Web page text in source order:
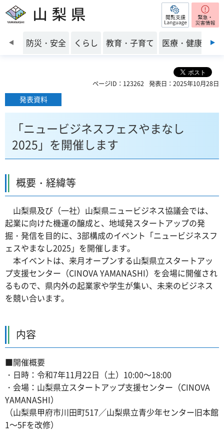
山梨県 閲覧支援
前のスライドを表示
防災・安全 くらし 教育・子育て 医療・健康・福
ページID：123262 発表日：2025年10月28日
発表資料
「ニュービジネスフェスやまなし
2025」を開催します
概要・経緯等
山梨県及び（一社）山梨県ニュービジネス協議会では、
起業に向けた機運の醸成と、地域発スタートアップの発
掘・発信を目的に、3部構成のイベント「ニュービジネスフ
ェスやまなし2025」を開催します。
本イベントは、来月オープンする山梨県立スタートアッ
プ支援センター（CINOVA YAMANASHI）を会場に開催され
るもので、県内外の起業家や学生が集い、未来のビジネス
を競い合います。
内容
■開催概要
・日時：令和7年11月22日（土）10:00～18:00
・会場：山梨県立スタートアップ支援センター（CINOVA
YAMANASHI）
（山梨県甲府市川田町517／山梨県立青少年センター旧本館
1～5Fを改修）